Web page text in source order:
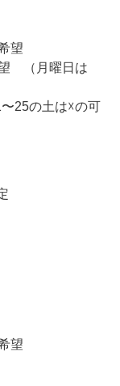
望
（月曜日は
25の土は☓の可
望